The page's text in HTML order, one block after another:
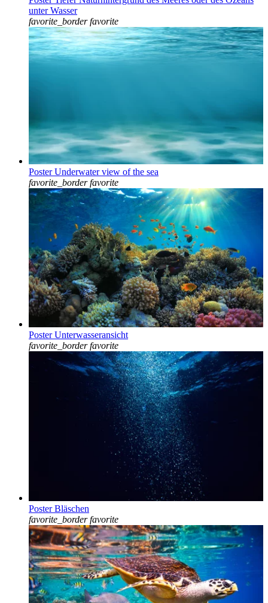
unter Wasser
favorite_border favorite
Poster Underwater view of the sea
favorite_border favorite
Poster Unterwasseransicht
favorite_border favorite
Poster Bläschen
favorite_border favorite